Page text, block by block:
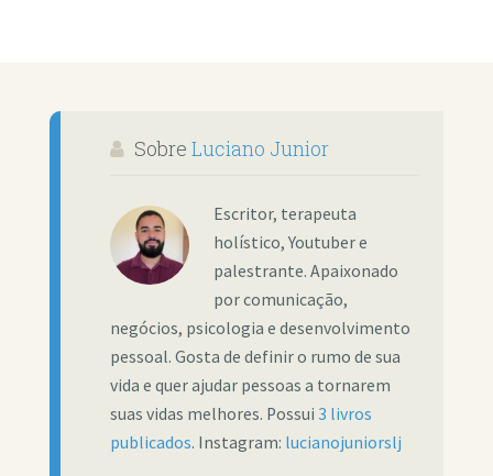
Sobre Luciano Junior
Escritor, terapeuta
holístico, Youtuber e
palestrante. Apaixonado
por comunicação,
negócios, psicologia e desenvolvimento
pessoal. Gosta de definir o rumo de sua
vida e quer ajudar pessoas a tornarem
suas vidas melhores. Possui 3 livros
publicados. Instagram: lucianojuniorslj